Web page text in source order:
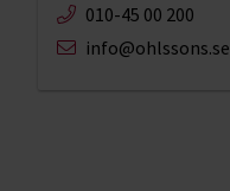
010-45 00 200​
info@ohlssons.se